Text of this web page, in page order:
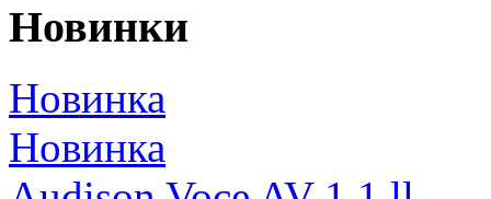
Новинки
Новинка
Новинка